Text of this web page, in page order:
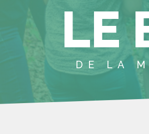
LE
DE LA